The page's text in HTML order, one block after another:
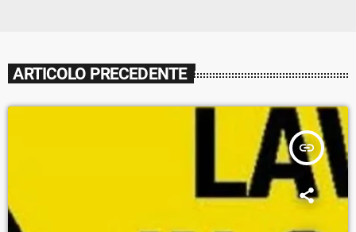
ARTICOLO PRECEDENTE
insert_link